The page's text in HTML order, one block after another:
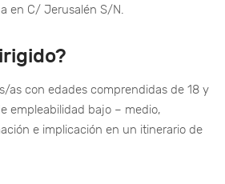
en C/ Jerusalén S/N.
as con edades comprendidas de 18 y
empleabilidad bajo – medio,
e implicación en un itinerario de